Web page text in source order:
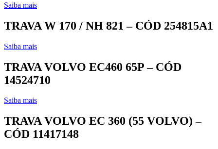
Saiba mais
TRAVA W 170 / NH 821 – CÓD 254815A1
Saiba mais
TRAVA VOLVO EC460 65P – CÓD
14524710
Saiba mais
TRAVA VOLVO EC 360 (55 VOLVO) –
CÓD 11417148